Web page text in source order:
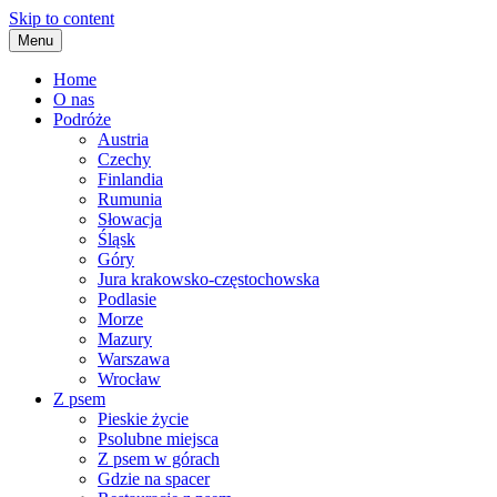
Skip to content
Menu
Home
O nas
Podróże
Austria
Czechy
Finlandia
Rumunia
Słowacja
Śląsk
Góry
Jura krakowsko-częstochowska
Podlasie
Morze
Mazury
Warszawa
Wrocław
Z psem
Pieskie życie
Psolubne miejsca
Z psem w górach
Gdzie na spacer